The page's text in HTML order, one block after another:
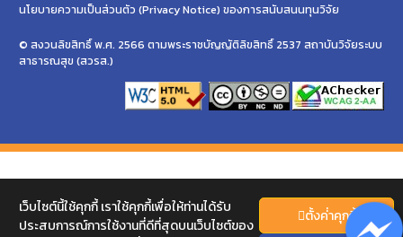
นโยบายความเป็นส่วนตัว (Privacy Notice) ของการสนับสนนทุนวิจัย
© สงวนลิขสิทธิ์ พ.ศ. 2566 ตามพระราชบัญญัติลิขสิทธิ์ 2537 สถาบันวิจัยระบบ
สาธารณสุข (สวรส.)
เว็บไซต์นี้ใช้คุกกี้ เราใช้คุกกี้เพื่อให้ท่านได้รับ
ประสบการณ์การใช้งานที่ดีที่สุดบนเว็บไซต์ของ
ตั้งค่่าคุกกี้